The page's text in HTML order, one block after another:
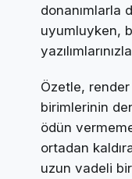
donanımlarla
uyumluyken,
Özetle,
birimlerinin
ödün
ortadan
uzun vadeli bir